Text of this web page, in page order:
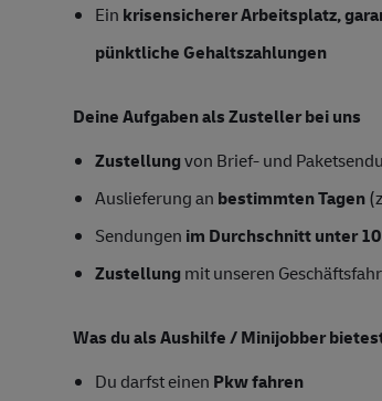
Ein krisensicherer Arbeitsplatz,
pünktliche Gehaltszahlungen
Deine Aufgaben als Zusteller bei uns
Zustellungvon Brief- und
Auslieferung an bestimmten Tagen
Sendungen im Durchschnitt unter
Zustellung mit unseren
Was du als Aushilfe / Minijobber
Du darfst einen Pkw fahren